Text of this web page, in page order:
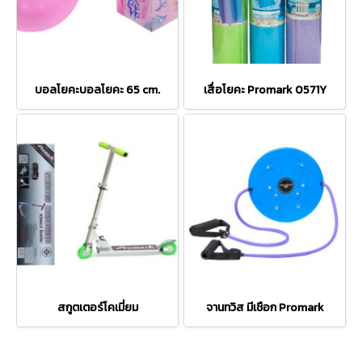
บอลโยคะบอลโยคะ 65 cm. เสื่อโยคะ Promark 0571Y
สกูตเตอร์โคเมี่ยม จานทวิส มีเชือก Promark